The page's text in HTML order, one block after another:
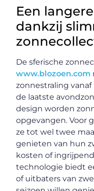
Een
dankzij
De sferische
www.blozoen.com
zonnestraling
de laatste
design worden
opgevangen. Voor
ze tot wel twee
genieten van hun
kosten of
technologie biedt
of uitbaters van